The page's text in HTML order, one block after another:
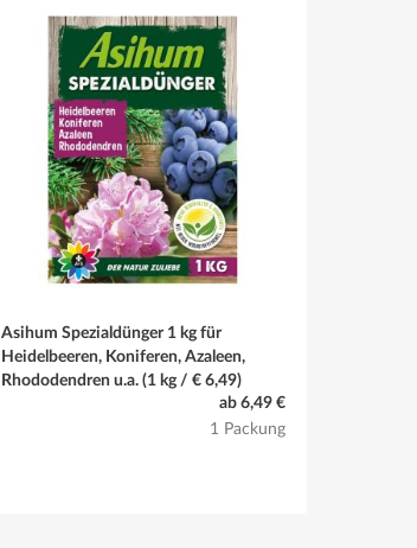
Asihum Spezialdünger 1 kg für
Heidelbeeren, Koniferen, Azaleen,
Rhododendren u.a. (1 kg / € 6,49)
ab 6,49 €
1 Packung